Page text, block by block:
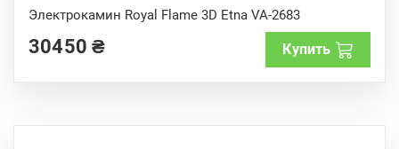
Электрокамин Royal Flame 3D Etna VA-2683
o
u
o
f
30450₴ Купить